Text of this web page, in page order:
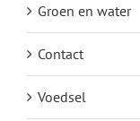
Groen en water
Contact
Voedsel